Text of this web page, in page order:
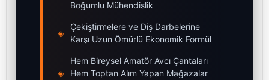
Boğumlu Mühendislik
◈
Çekiştirmelere ve Diş Darbelerine
Karşı Uzun Ömürlü Ekonomik Formül
◈
Hem Bireysel Amatör Avcı Çantaları
Hem Toptan Alım Yapan Mağazalar